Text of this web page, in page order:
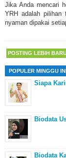
Jika Anda mencari
YRH adalah pilihan
nyaman dipakai
POSTING LEBIH
POPULER MINGGU
Siapa
Biodata
Biodata